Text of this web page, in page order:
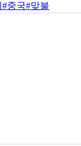
#중국#맞불